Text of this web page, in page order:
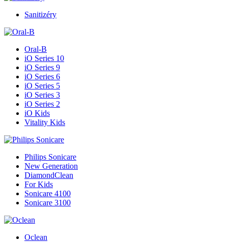
Sanitizéry
Oral-B
iO Series 10
iO Series 9
iO Series 6
iO Series 5
iO Series 3
iO Series 2
iO Kids
Vitality Kids
Philips Sonicare
New Generation
DiamondClean
For Kids
Sonicare 4100
Sonicare 3100
Oclean